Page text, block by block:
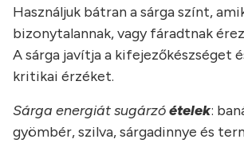
Használjuk bátran a sárga színt,
bizonytalannak, vagy fáradtnak
A sárga javítja a kifejezőkészséget
kritikai érzéket.
Sárga energiát sugárzóételek:
gyömbér, szilva, sárgadinnye és